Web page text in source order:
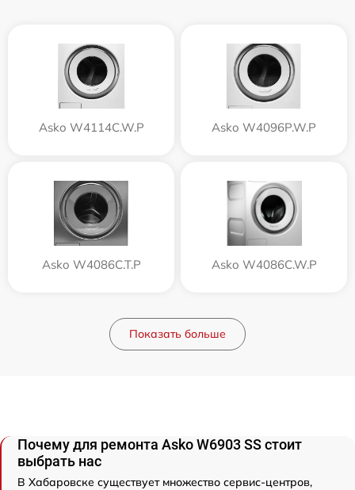
Asko W4114C.W.P Asko W4096P.W.P
Asko W4086C.T.P Asko W4086C.W.P
Показать больше
Почему для ремонта Asko W6903 SS стоит
выбрать нас
В Хабаровске существует множество сервис-центров,